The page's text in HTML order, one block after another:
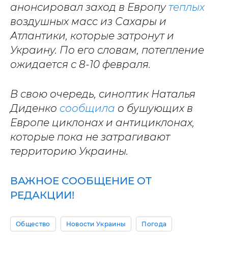
анонсировал заход в Европу теплых
воздушных масс из Сахары и
Атлантики, которые затронут и
Украину. По его словам, потепление
ожидается с 8-10 февраля.
В свою очередь, синоптик Наталья
Диденко сообщила о бушующих в
Европе циклонах и антициклонах,
которые пока не затрагивают
территорию Украины.
ВАЖНОЕ СООБЩЕНИЕ ОТ
РЕДАКЦИИ!
Общество Новости Украины Погода